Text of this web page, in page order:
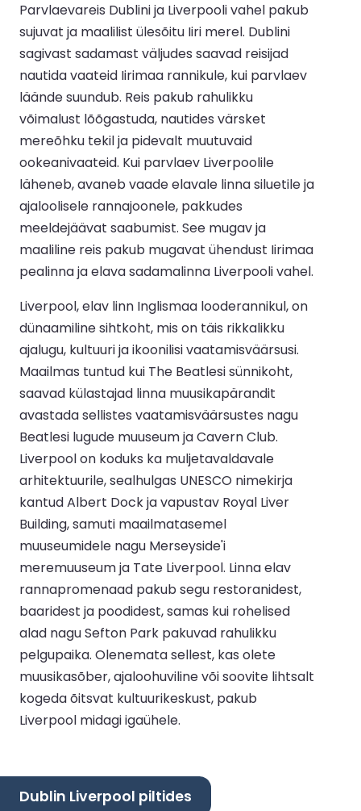
Parvlaevareis Dublini ja Liverpooli vahel pakub
sujuvat ja maalilist ülesõitu Iiri merel. Dublini
sagivast sadamast väljudes saavad reisijad
nautida vaateid Iirimaa rannikule, kui parvlaev
läände suundub. Reis pakub rahulikku
võimalust lõõgastuda, nautides värsket
mereõhku tekil ja pidevalt muutuvaid
ookeanivaateid. Kui parvlaev Liverpoolile
läheneb, avaneb vaade elavale linna siluetile ja
ajaloolisele rannajoonele, pakkudes
meeldejäävat saabumist. See mugav ja
maaliline reis pakub mugavat ühendust Iirimaa
pealinna ja elava sadamalinna Liverpooli vahel.
Liverpool, elav linn Inglismaa looderannikul, on
dünaamiline sihtkoht, mis on täis rikkalikku
ajalugu, kultuuri ja ikoonilisi vaatamisväärsusi.
Maailmas tuntud kui The Beatlesi sünnikoht,
saavad külastajad linna muusikapärandit
avastada sellistes vaatamisväärsustes nagu
Beatlesi lugude muuseum ja Cavern Club.
Liverpool on koduks ka muljetavaldavale
arhitektuurile, sealhulgas UNESCO nimekirja
kantud Albert Dock ja vapustav Royal Liver
Building, samuti maailmatasemel
muuseumidele nagu Merseyside'i
meremuuseum ja Tate Liverpool. Linna elav
rannapromenaad pakub segu restoranidest,
baaridest ja poodidest, samas kui rohelised
alad nagu Sefton Park pakuvad rahulikku
pelgupaika. Olenemata sellest, kas olete
muusikasõber, ajaloohuviline või soovite lihtsalt
kogeda õitsvat kultuurikeskust, pakub
Liverpool midagi igaühele.
Dublin Liverpool piltides